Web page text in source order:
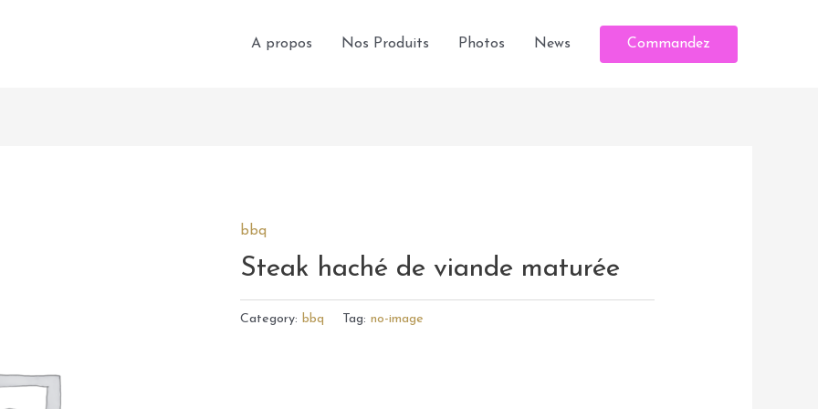
A propos Nos Produits Photos News Commandez
bbq
Steak haché de viande maturée
Category: bbq Tag:no-image